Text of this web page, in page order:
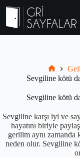
content
Sevgiline kötü
Sevgiline kötü
Sevgiline karşı iyi ve
hayatını biriyle
gerilim aynı zamanda
neden olur. Sevgiline